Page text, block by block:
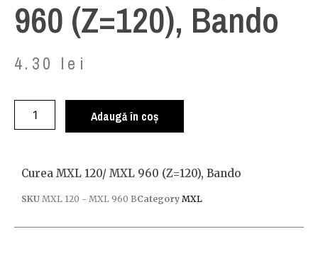
960 (z=120), Bando
4.30 lei
Adaugă în coș
Curea MXL 120/ MXL 960 (z=120), Bando
SKU MXL 120 - MXL 960 BCategory MXL